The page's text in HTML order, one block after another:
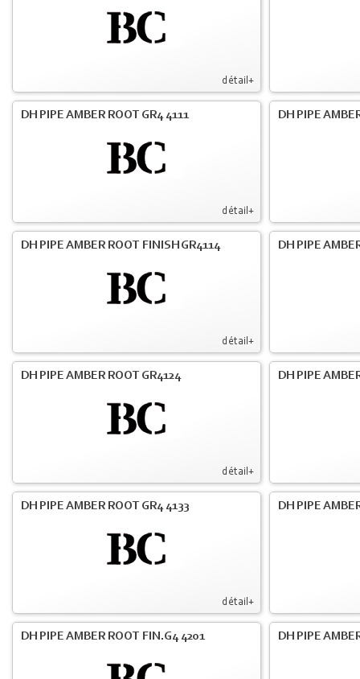
détail+
détail+
DH PIPE AMBER ROOT GR4 4111 DH PIPE
détail+
DH PIPE AMBER ROOT FINISH GR4114 DH PIPE
détail+
DH PIPE AMBER ROOT GR4124 DH PIPE
détail+
DH PIPE AMBER ROOT GR4 4133 DH PIPE
DH PIPE AMBER ROOT FIN.G4 4201 DH PIPE